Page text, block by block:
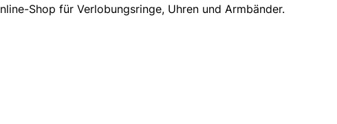
Shop für Verlobungsringe, Uhren und Armbänder.